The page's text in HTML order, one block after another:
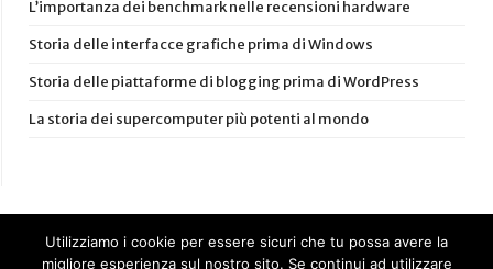
L’importanza dei benchmark nelle recensioni hardware
Storia delle interfacce grafiche prima di Windows
Storia delle piattaforme di blogging prima di WordPress
La storia dei supercomputer più potenti al mondo
Utilizziamo i cookie per essere sicuri che tu possa avere la
migliore esperienza sul nostro sito. Se continui ad utilizzare